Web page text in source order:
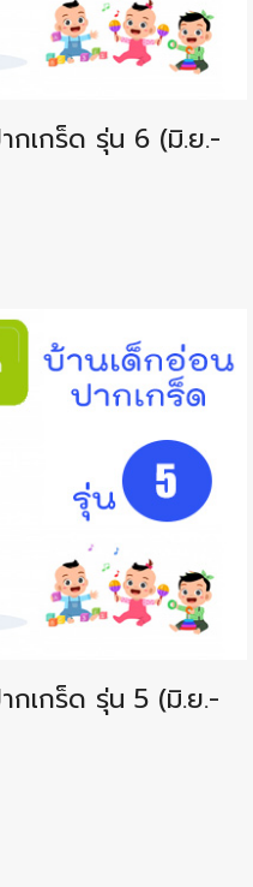
กเกร็ด รุ่น 6 (มิ.ย.-
กเกร็ด รุ่น 5 (มิ.ย.-